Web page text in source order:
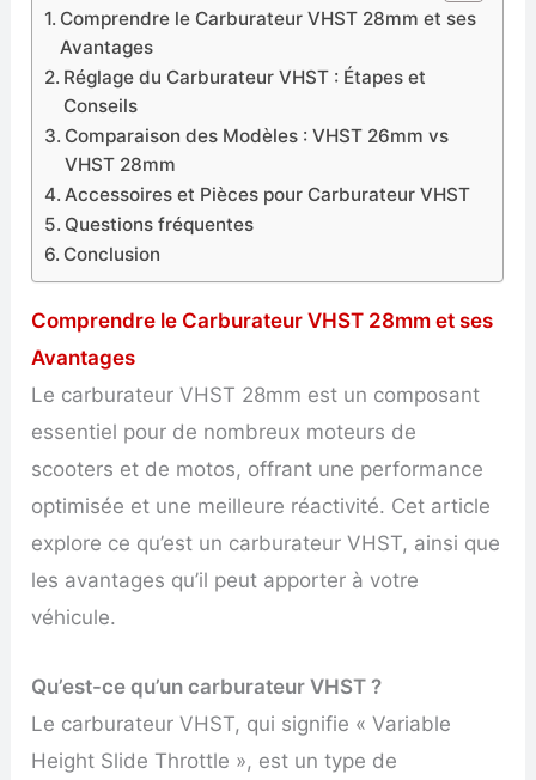
Comprendre le Carburateur VHST 28mm et ses
Avantages
Réglage du Carburateur VHST : Étapes et
Conseils
Comparaison des Modèles : VHST 26mm vs
VHST 28mm
Accessoires et Pièces pour Carburateur VHST
Questions fréquentes
Conclusion
Comprendre le Carburateur VHST 28mm et ses
Avantages
Le carburateur VHST 28mm est un composant
essentiel pour de nombreux moteurs de
scooters et de motos, offrant une performance
optimisée et une meilleure réactivité. Cet article
explore ce qu’est un carburateur VHST, ainsi que
les avantages qu’il peut apporter à votre
véhicule.
Qu’est-ce qu’un carburateur VHST ?
Le carburateur VHST, qui signifie « Variable
Height Slide Throttle », est un type de